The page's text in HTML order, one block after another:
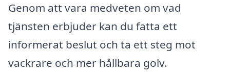
Genom att vara medveten om vad
tjänsten erbjuder kan du fatta ett
informerat beslut och ta ett steg mot
vackrare och mer hållbara golv.